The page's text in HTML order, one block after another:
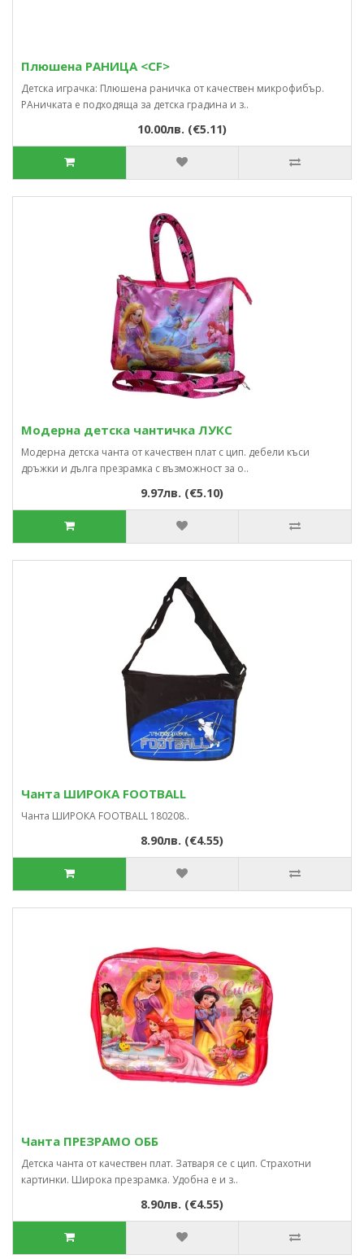
Плюшена РАНИЦА <CF>
Детска играчка: Плюшена раничка от качествен микрофибър.
РАничката е подходяща за детска градина и з..
10.00лв. (€5.11)
Модерна детска чантичка ЛУКС
Модерна детска чанта от качествен плат с цип. дебели къси
дръжки и дълга презрамка с възможност за о..
9.97лв. (€5.10)
Чанта ШИРОКА FOOTBALL
Чанта ШИРОКА FOOTBALL 180208..
8.90лв. (€4.55)
Чанта ПРЕЗРАМО ОББ
Детска чанта от качествен плат. Затваря се с цип. Страхотни
картинки. Широка презрамка. Удобна е и з..
8.90лв. (€4.55)